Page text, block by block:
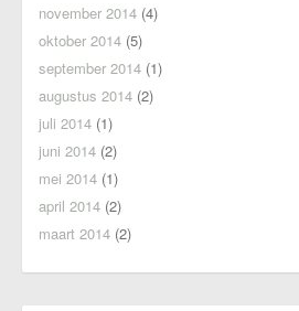
november 2014 (4)
oktober 2014 (5)
september 2014 (1)
augustus 2014 (2)
juli 2014 (1)
juni 2014 (2)
mei 2014 (1)
april 2014 (2)
maart 2014 (2)